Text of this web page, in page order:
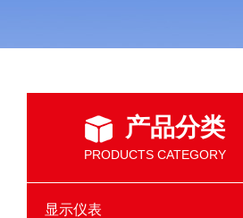
产品分类
PRODUCTS CATEGORY
显示仪表